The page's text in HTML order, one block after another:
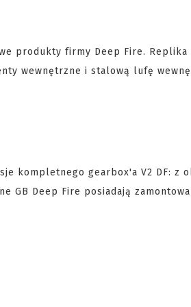
produkty firmy Deep Fire. Replika
wewnętrzne i stalową lufę
kompletnego gearbox'a V2 DF:
GB Deep Fire posiadają